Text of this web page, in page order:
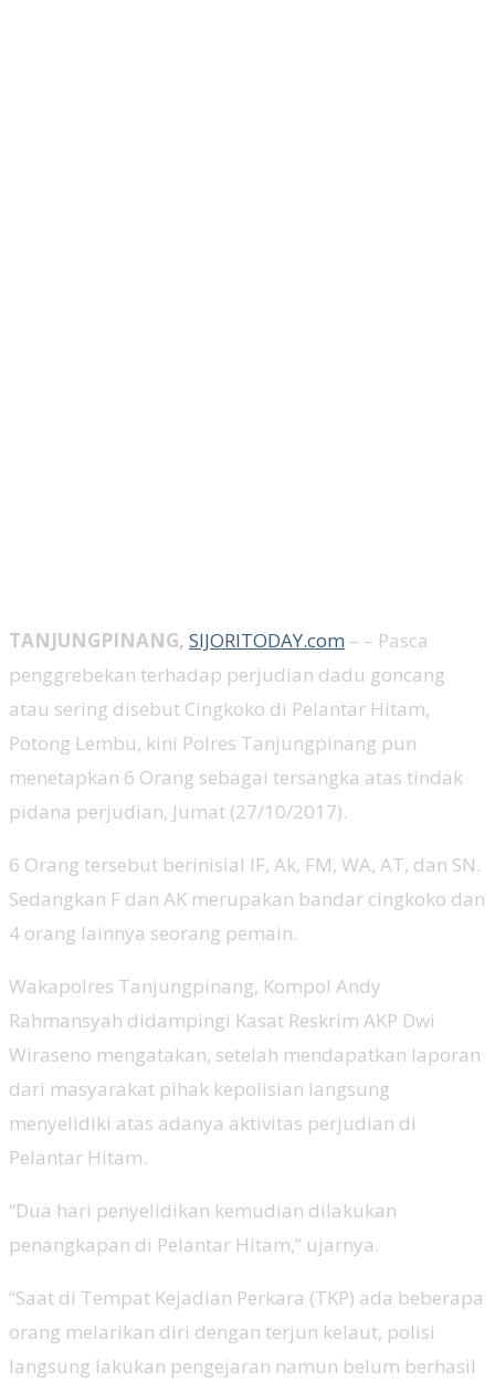
TANJUNGPINANG, SIJORITODAY.com – – Pasca
penggrebekan terhadap perjudian dadu goncang
atau sering disebut Cingkoko di Pelantar Hitam,
Potong Lembu, kini Polres Tanjungpinang pun
menetapkan 6 Orang sebagai tersangka atas tindak
pidana perjudian, Jumat (27/10/2017).
6 Orang tersebut berinisial IF, Ak, FM, WA, AT, dan SN.
Sedangkan F dan AK merupakan bandar cingkoko dan
4 orang lainnya seorang pemain.
Wakapolres Tanjungpinang, Kompol Andy
Rahmansyah didampingi Kasat Reskrim AKP Dwi
Wiraseno mengatakan, setelah mendapatkan laporan
dari masyarakat pihak kepolisian langsung
menyelidiki atas adanya aktivitas perjudian di
Pelantar Hitam.
“Dua hari penyelidikan kemudian dilakukan
penangkapan di Pelantar Hitam,” ujarnya.
“Saat di Tempat Kejadian Perkara (TKP) ada beberapa
orang melarikan diri dengan terjun kelaut, polisi
langsung lakukan pengejaran namun belum berhasil